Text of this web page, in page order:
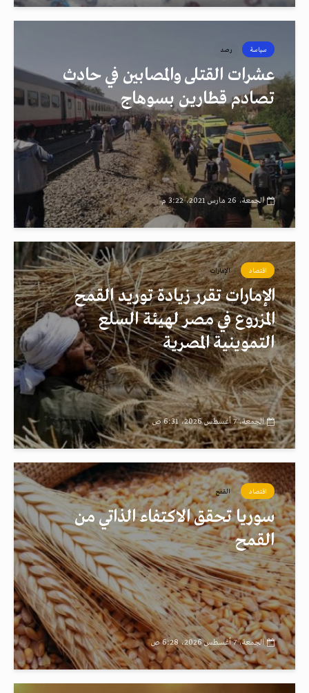
سياسة رصد
عشرات القتلى والمصابين في حادث
تصادم قطارين بسوهاج
الجمعة، 26 مارس 2021، 3:22 م
اقتصاد الإمارات
الإمارات تقرر زيادة توريد القمح
المزروع في مصر لهيئة السلع
التموينية المصرية
الجمعة، 7 أغسطس 2026، 6:31 ص
اقتصاد القمح
سوريا تحقق الاكتفاء الذاتي من
القمح
الجمعة، 7 أغسطس 2026، 6:28 ص